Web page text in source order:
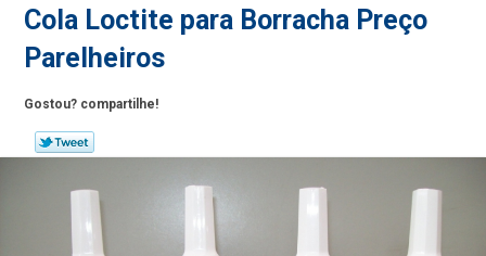
Cola Loctite para Borracha Preço
Parelheiros
Gostou? compartilhe!